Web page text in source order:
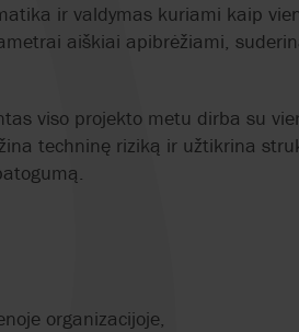
ir valdymas kuriami kaip
aiškiai apibrėžiami,
viso projekto metu dirba su
techninę riziką ir užtikrina
organizacijoje,